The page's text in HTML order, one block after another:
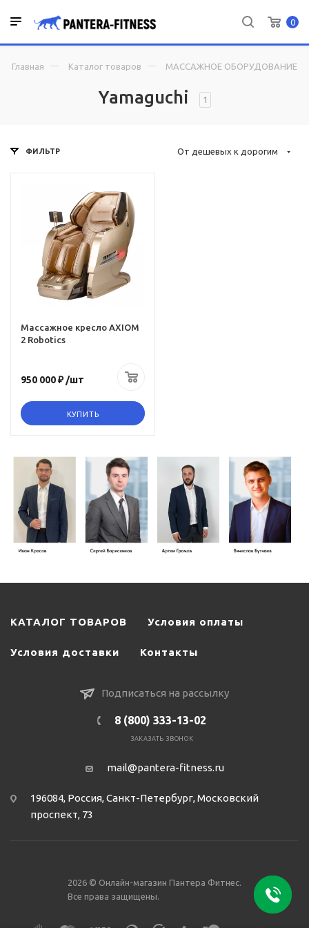
0
Yamaguchi 1
Главная Каталог товаров МАССАЖНОЕ ОБОРУДОВАНИЕ
ФИЛЬТР От дешевых к дорогим
Массажное кресло AXIOM
2 Robotics
950 000 ₽/шт
КУПИТЬ
КАТАЛОГ ТОВАРОВ Условия оплаты
Условия доставки Контакты
Подписаться на рассылку
8 (800) 333-13-02
ЗАКАЗАТЬ ЗВОНОК
mail@pantera-fitness.ru
196084, Россия, Санкт-Петербург, Московский
проспект, 73
2026 © Онлайн-магазин Пантера Фитнес.
Все права защищены.